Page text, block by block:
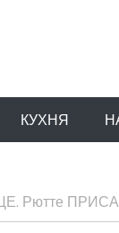
КУХНЯ
Рютте